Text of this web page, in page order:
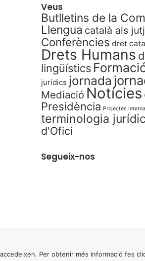
Veus
Butlletins de la
Llengua català als
Conferències dret
Drets Humans
lingüístics
jurídics jornada
Mediació Notícies
Presidència Projectes
terminologia
d'Ofici
Segueix-nos
Per obtenir més informació fes